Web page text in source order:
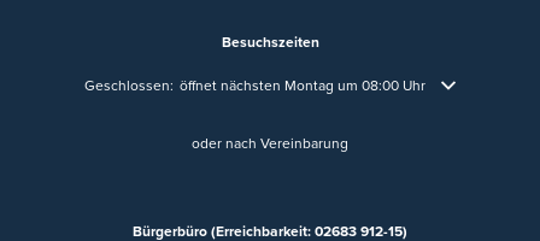
Besuchszeiten
Klicken, um weitere Öffnungs- oder Schließzeiten auszublenden
Geschlossen: öffnet nächsten Montag um 08:00 Uhr
oder nach Vereinbarung
Bürgerbüro (Erreichbarkeit: 02683 912-15)